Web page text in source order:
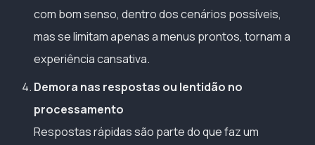
com bom senso, dentro dos cenários possíveis,
mas se limitam apenas a menus prontos, tornam a
experiência cansativa.
Demora nas respostas ou lentidão no
processamento
Respostas rápidas são parte do que faz um